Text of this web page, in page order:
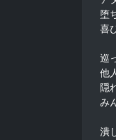
堕
喜
巡
他
隠
み
潰